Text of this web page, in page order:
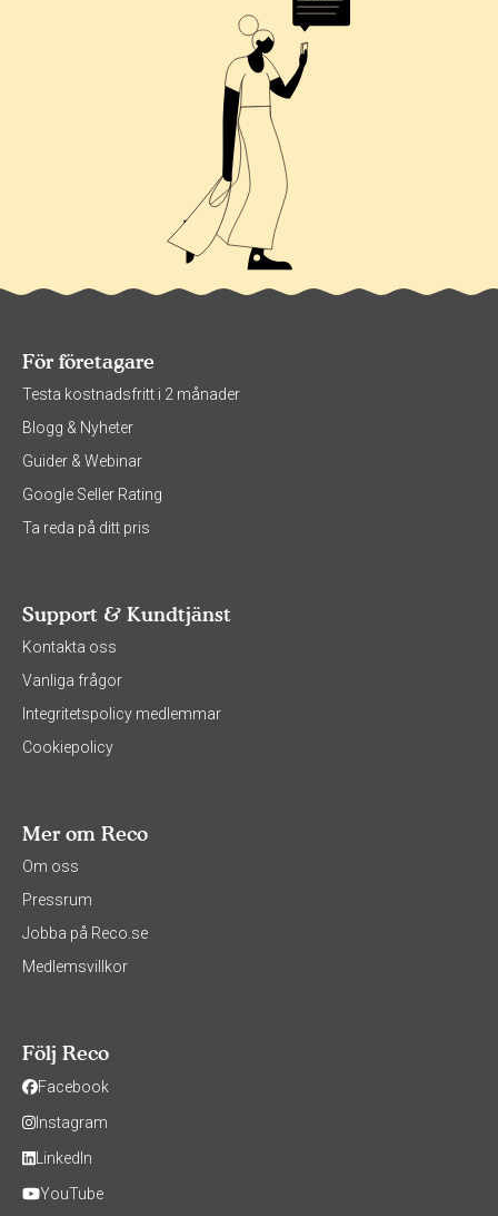
För företagare
Testa kostnadsfritt i 2 månader
Blogg & Nyheter
Guider & Webinar
Google Seller Rating
Ta reda på ditt pris
Support & Kundtjänst
Kontakta oss
Vanliga frågor
Integritetspolicy medlemmar
Cookiepolicy
Mer om Reco
Om oss
Pressrum
Jobba på Reco.se
Medlemsvillkor
Följ Reco
Facebook
Instagram
LinkedIn
YouTube